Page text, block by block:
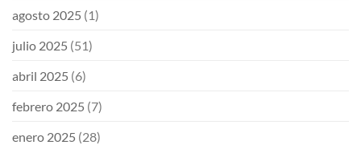
agosto 2025 (1)
julio 2025 (51)
abril 2025 (6)
febrero 2025 (7)
enero 2025 (28)